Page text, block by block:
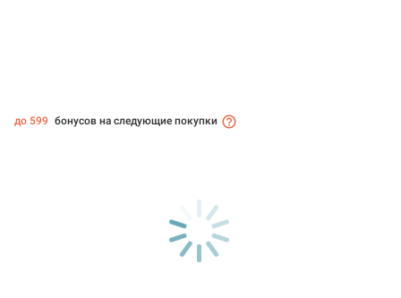
до 599 бонусов на следующие покупки